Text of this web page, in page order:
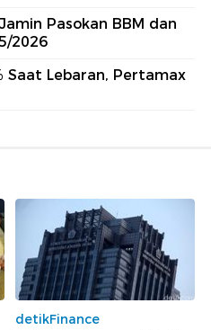
Pasokan BBM dan
2026
Saat Lebaran, Pertamax
detikFinance